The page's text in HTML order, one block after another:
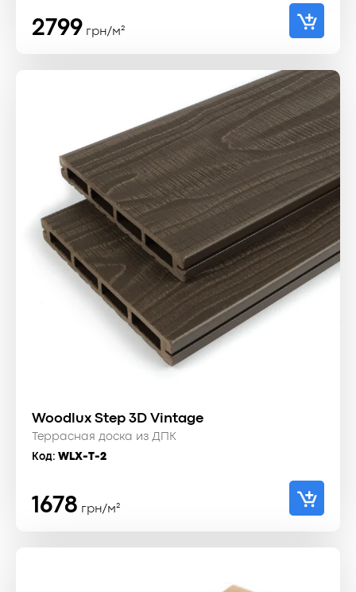
2799 грн/м²
Woodlux Step 3D Vintage
Террасная доска из ДПК
Код: WLX-T-2
1678 грн/м²